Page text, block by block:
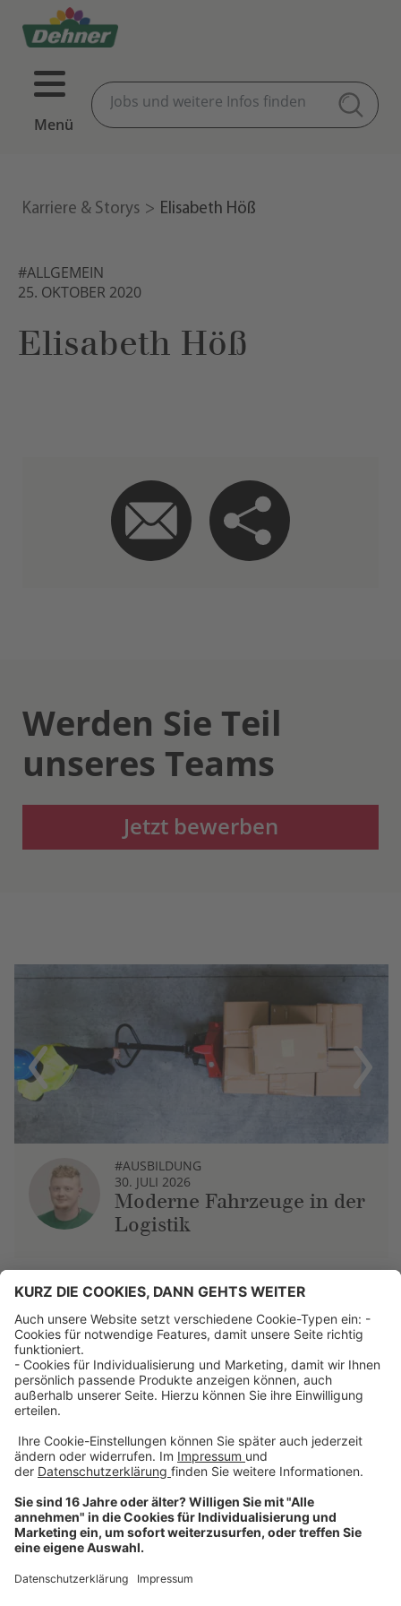
Menü
Karriere & Storys Elisabeth Höß
#ALLGEMEIN
25. OKTOBER 2020
Elisabeth Höß
Werden Sie Teil
unseres Teams
Jetzt bewerben
Previous
#AUSBILDUNG
30. JULI 2026
Moderne Fahrzeuge in der
Logistik
Next
Über uns
Dehner Unternehmen
Jobs bei Dehner